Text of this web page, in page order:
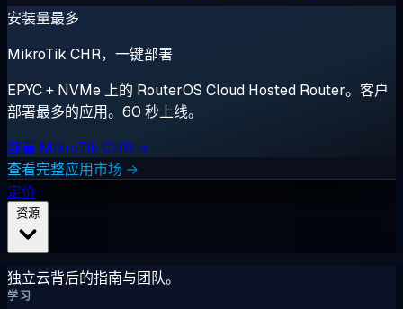
安装量最多
MikroTik CHR，一键部署
EPYC + NVMe 上的 RouterOS Cloud Hosted Router。客户
部署最多的应用。60 秒上线。
部署 MikroTik CHR →
查看完整应用市场 →
定价
独立云背后的指南与团队。
学习